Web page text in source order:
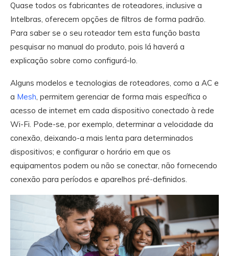
Quase todos os fabricantes de roteadores, inclusive a
Intelbras, oferecem opções de filtros de forma padrão.
Para saber se o seu roteador tem esta função basta
pesquisar no manual do produto, pois lá haverá a
explicação sobre como configurá-lo.
Alguns modelos e tecnologias de roteadores, como a AC e
a Mesh, permitem gerenciar de forma mais específica o
acesso de internet em cada dispositivo conectado à rede
Wi-Fi. Pode-se, por exemplo, determinar a velocidade da
conexão, deixando-a mais lenta para determinados
dispositivos; e configurar o horário em que os
equipamentos podem ou não se conectar, não fornecendo
conexão para períodos e aparelhos pré-definidos.